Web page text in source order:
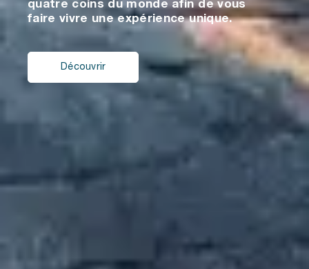
quatre coins du monde afin de vous
faire vivre une expérience unique.
Découvrir